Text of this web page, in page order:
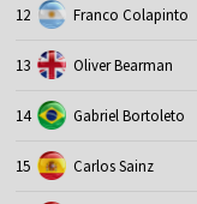
12 Franco Colapinto
13 Oliver Bearman
14 Gabriel Bortoleto
15 Carlos Sainz